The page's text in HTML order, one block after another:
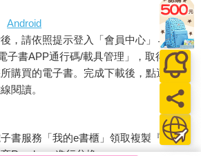
Android
，請依照提示登入「會員中心」→「我
子書APP通行碼/載具管理」，取得通行
購買的電子書。完成下載後，點選任一
閱讀。
書服務「我的e書櫃」領取複製『兌換